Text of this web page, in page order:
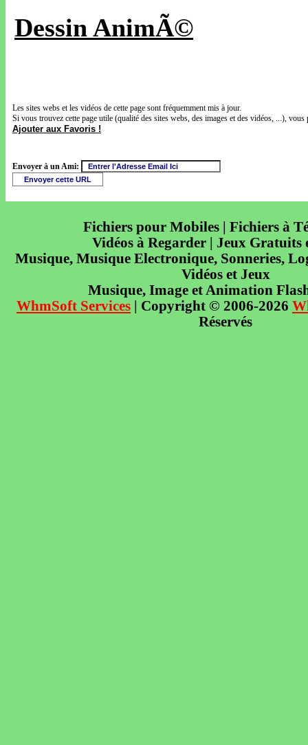
Dessin AnimÃ©
Les sites webs et les vidéos de cette page sont fréquemment mis à jour.
Si vous trouvez cette page utile (qualité des sites webs, des images et des vidéos, ...),
Ajouter aux Favoris !
Envoyer à un Ami:
Fichiers pour Mobiles | Fichiers à
Vidéos à Regarder | Jeux Gratuits
Musique, Musique Electronique, Sonneries,
Vidéos et Jeux
Musique, Image et Animation
WhmSoft Services | Copyright © 2006-2026
Réservés